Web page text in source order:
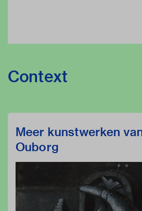
Context
Meer kunstwerken
Ouborg